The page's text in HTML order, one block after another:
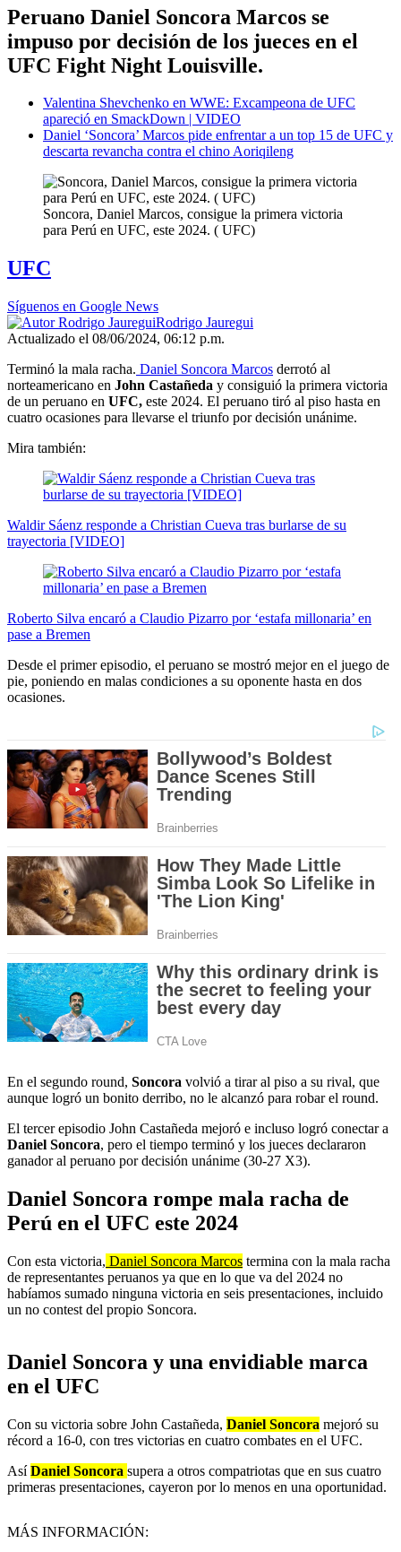
Peruano Daniel Soncora Marcos se
impuso por decisión de los jueces en el
UFC Fight Night Louisville.
Valentina Shevchenko en WWE: Excampeona de UFC
apareció en SmackDown | VIDEO
Daniel ‘Soncora’ Marcos pide enfrentar a un top 15 de UFC y
descarta revancha contra el chino Aoriqileng
Soncora, Daniel Marcos, consigue la primera victoria
para Perú en UFC, este 2024. ( UFC)
UFC
Síguenos en Google News
Rodrigo Jauregui
Actualizado el 08/06/2024, 06:12 p.m.
Terminó la mala racha. Daniel Soncora Marcos derrotó al
norteamericano en John Castañeda y consiguió la primera victoria
de un peruano en UFC, este 2024. El peruano tiró al piso hasta en
cuatro ocasiones para llevarse el triunfo por decisión unánime.
Mira también:
Waldir Sáenz responde a Christian Cueva tras burlarse de su
trayectoria [VIDEO]
Roberto Silva encaró a Claudio Pizarro por ‘estafa millonaria’ en
pase a Bremen
Desde el primer episodio, el peruano se mostró mejor en el juego de
pie, poniendo en malas condiciones a su oponente hasta en dos
ocasiones.
En el segundo round, Soncora volvió a tirar al piso a su rival, que
aunque logró un bonito derribo, no le alcanzó para robar el round.
El tercer episodio John Castañeda mejoró e incluso logró conectar a
Daniel Soncora, pero el tiempo terminó y los jueces declararon
ganador al peruano por decisión unánime (30-27 X3).
Daniel Soncora rompe mala racha de
Perú en el UFC este 2024
Con esta victoria, Daniel Soncora Marcos termina con la mala racha
de representantes peruanos ya que en lo que va del 2024 no
habíamos sumado ninguna victoria en seis presentaciones, incluido
un no contest del propio Soncora.
Daniel Soncora y una envidiable marca
en el UFC
Con su victoria sobre John Castañeda, Daniel Soncora mejoró su
récord a 16-0, con tres victorias en cuatro combates en el UFC.
AsíDaniel Soncora supera a otros compatriotas que en sus cuatro
primeras presentaciones, cayeron por lo menos en una oportunidad.
MÁS INFORMACIÓN: